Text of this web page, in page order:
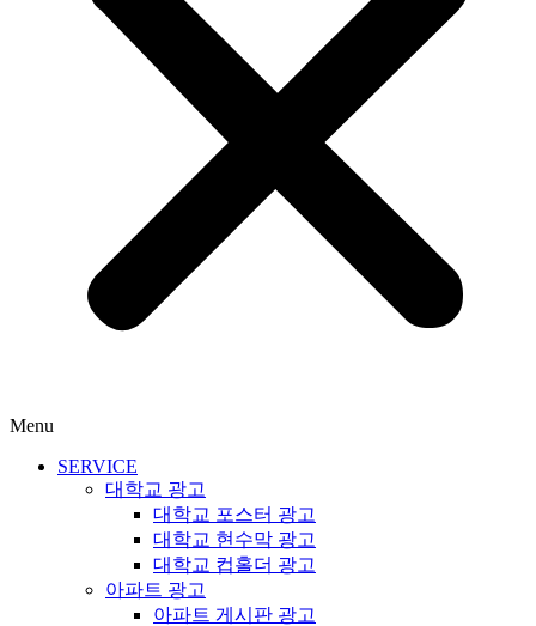
Menu
SERVICE
대학교 광고
대학교 포스터 광고
대학교 현수막 광고
대학교 컵홀더 광고
아파트 광고
아파트 게시판 광고